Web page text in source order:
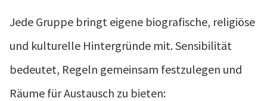
Jede Gruppe bringt eigene biografische, religiöse
und kulturelle Hintergründe mit. Sensibilität
bedeutet, Regeln gemeinsam festzulegen und
Räume für Austausch zu bieten: